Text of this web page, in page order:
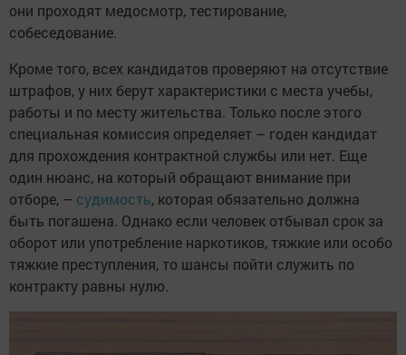
они проходят медосмотр, тестирование,
собеседование.
Кроме того, всех кандидатов проверяют на отсутствие
штрафов, у них берут характеристики с места учебы,
работы и по месту жительства. Только после этого
специальная комиссия определяет – годен кандидат
для прохождения контрактной службы или нет. Еще
один нюанс, на который обращают внимание при
отборе, – судимость, которая обязательно должна
быть погашена. Однако если человек отбывал срок за
оборот или употребление наркотиков, тяжкие или особо
тяжкие преступления, то шансы пойти служить по
контракту равны нулю.